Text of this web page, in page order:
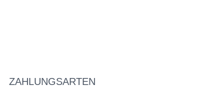
ZAHLUNGSARTEN